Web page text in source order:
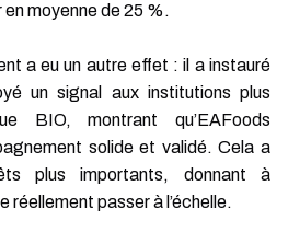
moyenne de 25 %.
a eu un autre effet : il a instauré
un signal aux institutions plus
BIO, montrant qu’EAFoods
solide et validé. Cela a
plus importants, donnant à
réellement passer à l’échelle.